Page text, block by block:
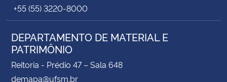
+55 (55) 3220-8000
DEPARTAMENTO DE MATERIAL E
PATRIMÔNIO
Reitoria - Prédio 47 – Sala 648
demapa@ufsm.br